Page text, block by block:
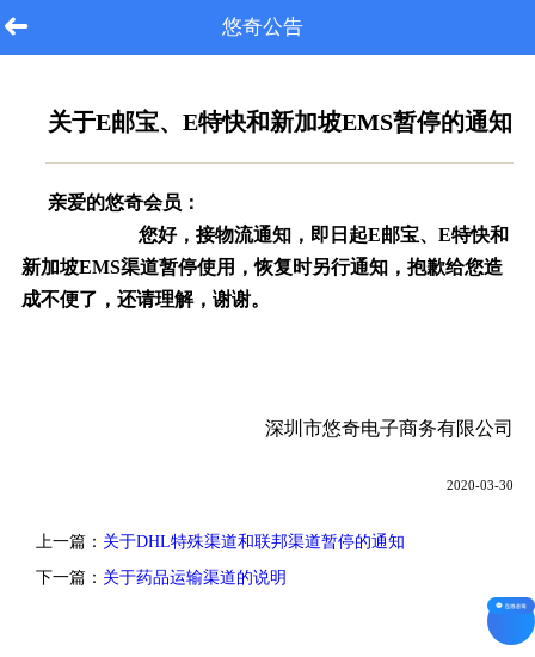
悠奇公告
关于E邮宝、E特快和新加坡EMS暂停的通知
亲爱的悠奇会员：
您好，接物流通知，即日起E邮宝、E特快和
新加坡EMS渠道暂停使用，恢复时另行通知，抱歉给您造
成不便了，还请理解，谢谢。
深圳市悠奇电子商务有限公司
2020-03-30
上一篇： 关于DHL特殊渠道和联邦渠道暂停的通知
下一篇： 关于药品运输渠道的说明